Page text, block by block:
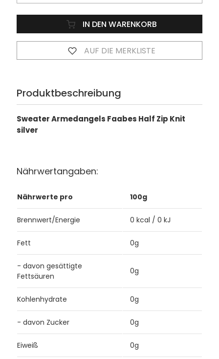
IN DEN WARENKORB
AUF DIE MERKLISTE
Produktbeschreibung
Sweater Armedangels Faabes Half Zip Knit
silver
Nährwertangaben:
Nährwerte pro 100g
Brennwert/Energie 0 kcal / 0 kJ
Fett 0g
- davon gesättigte
Fettsäuren
0g
Kohlenhydrate 0g
- davon Zucker 0g
Eiweiß 0g